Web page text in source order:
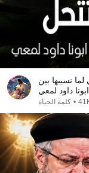
نسيبها بين
داود لمعي
كلمة الحياة •